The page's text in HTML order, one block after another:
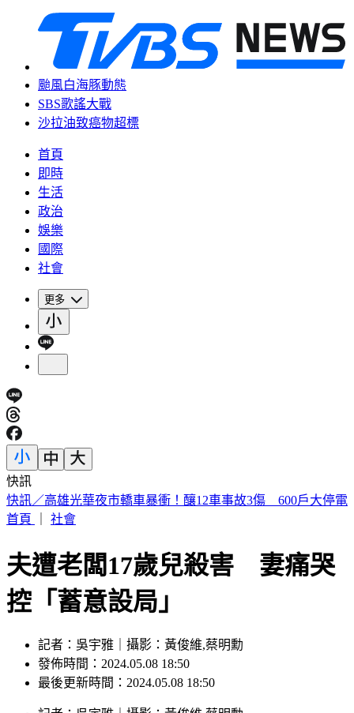
颱風白海豚動態
SBS歌謠大戰
沙拉油致癌物超標
首頁
即時
生活
政治
娛樂
國際
社會
更多
快訊
5年前爆校園霸凌！韓男星現身菲律賓近況曝
首頁
社會
夫遭老闆17歲兒殺害 妻痛哭
控「蓄意設局」
記者：吳宇雅｜攝影：黃俊維,蔡明勳
發佈時間：2024.05.08 18:50
最後更新時間：2024.05.08 18:50